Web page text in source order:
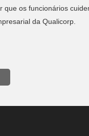
os funcionários
da Qualicorp.